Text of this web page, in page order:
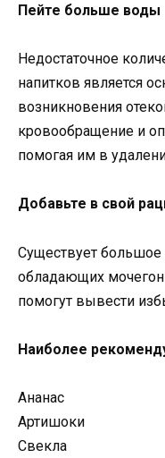
Пейте больше воды
Недостаточное
напитков является
возникновения
кровообращение и
помогая им в
Добавьте в свой
Существует большое
обладающих
помогут вывести
Наиболее
Ананас
Артишоки
Свекла